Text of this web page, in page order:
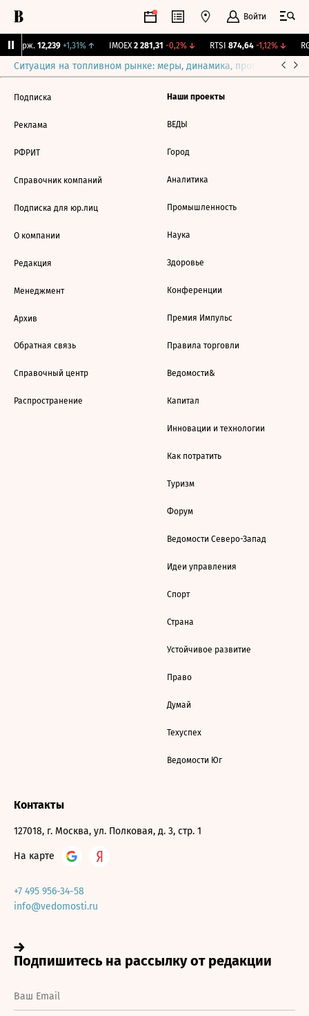
Войти
Бирж. 12,239 +1,31%↑ IMOEX 2 281,31 -0,2%↓ RTSI 874,64 -1,12%↓
Ситуация на топливном рынке: меры, динамика, прогнозы
Подписка
Реклама
РФРИТ
Справочник компаний
Подписка для юр.лиц
О компании
Редакция
Менеджмент
Архив
Обратная связь
Справочный центр
Распространение
Наши проекты
ВЕДЫ
Город
Аналитика
Промышленность
Наука
Здоровье
Конференции
Премия Импульс
Правила торговли
Ведомости&
Капитал
Инновации и технологии
Как потратить
Туризм
Форум
Ведомости Северо-Запад
Идеи управления
Спорт
Страна
Устойчивое развитие
Право
Думай
Техуспех
Ведомости Юг
Контакты
127018, г. Москва, ул. Полковая, д. 3, стр. 1
На карте
+7 495 956-34-58
info@vedomosti.ru